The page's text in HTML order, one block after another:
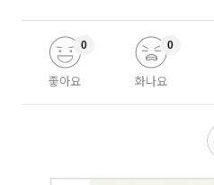
좋아요
0
화나요
0